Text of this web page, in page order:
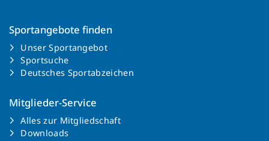
Sportangebote finden
Unser Sportangebot
Sportsuche
Deutsches Sportabzeichen
Mitglieder-Service
Alles zur Mitgliedschaft
Downloads